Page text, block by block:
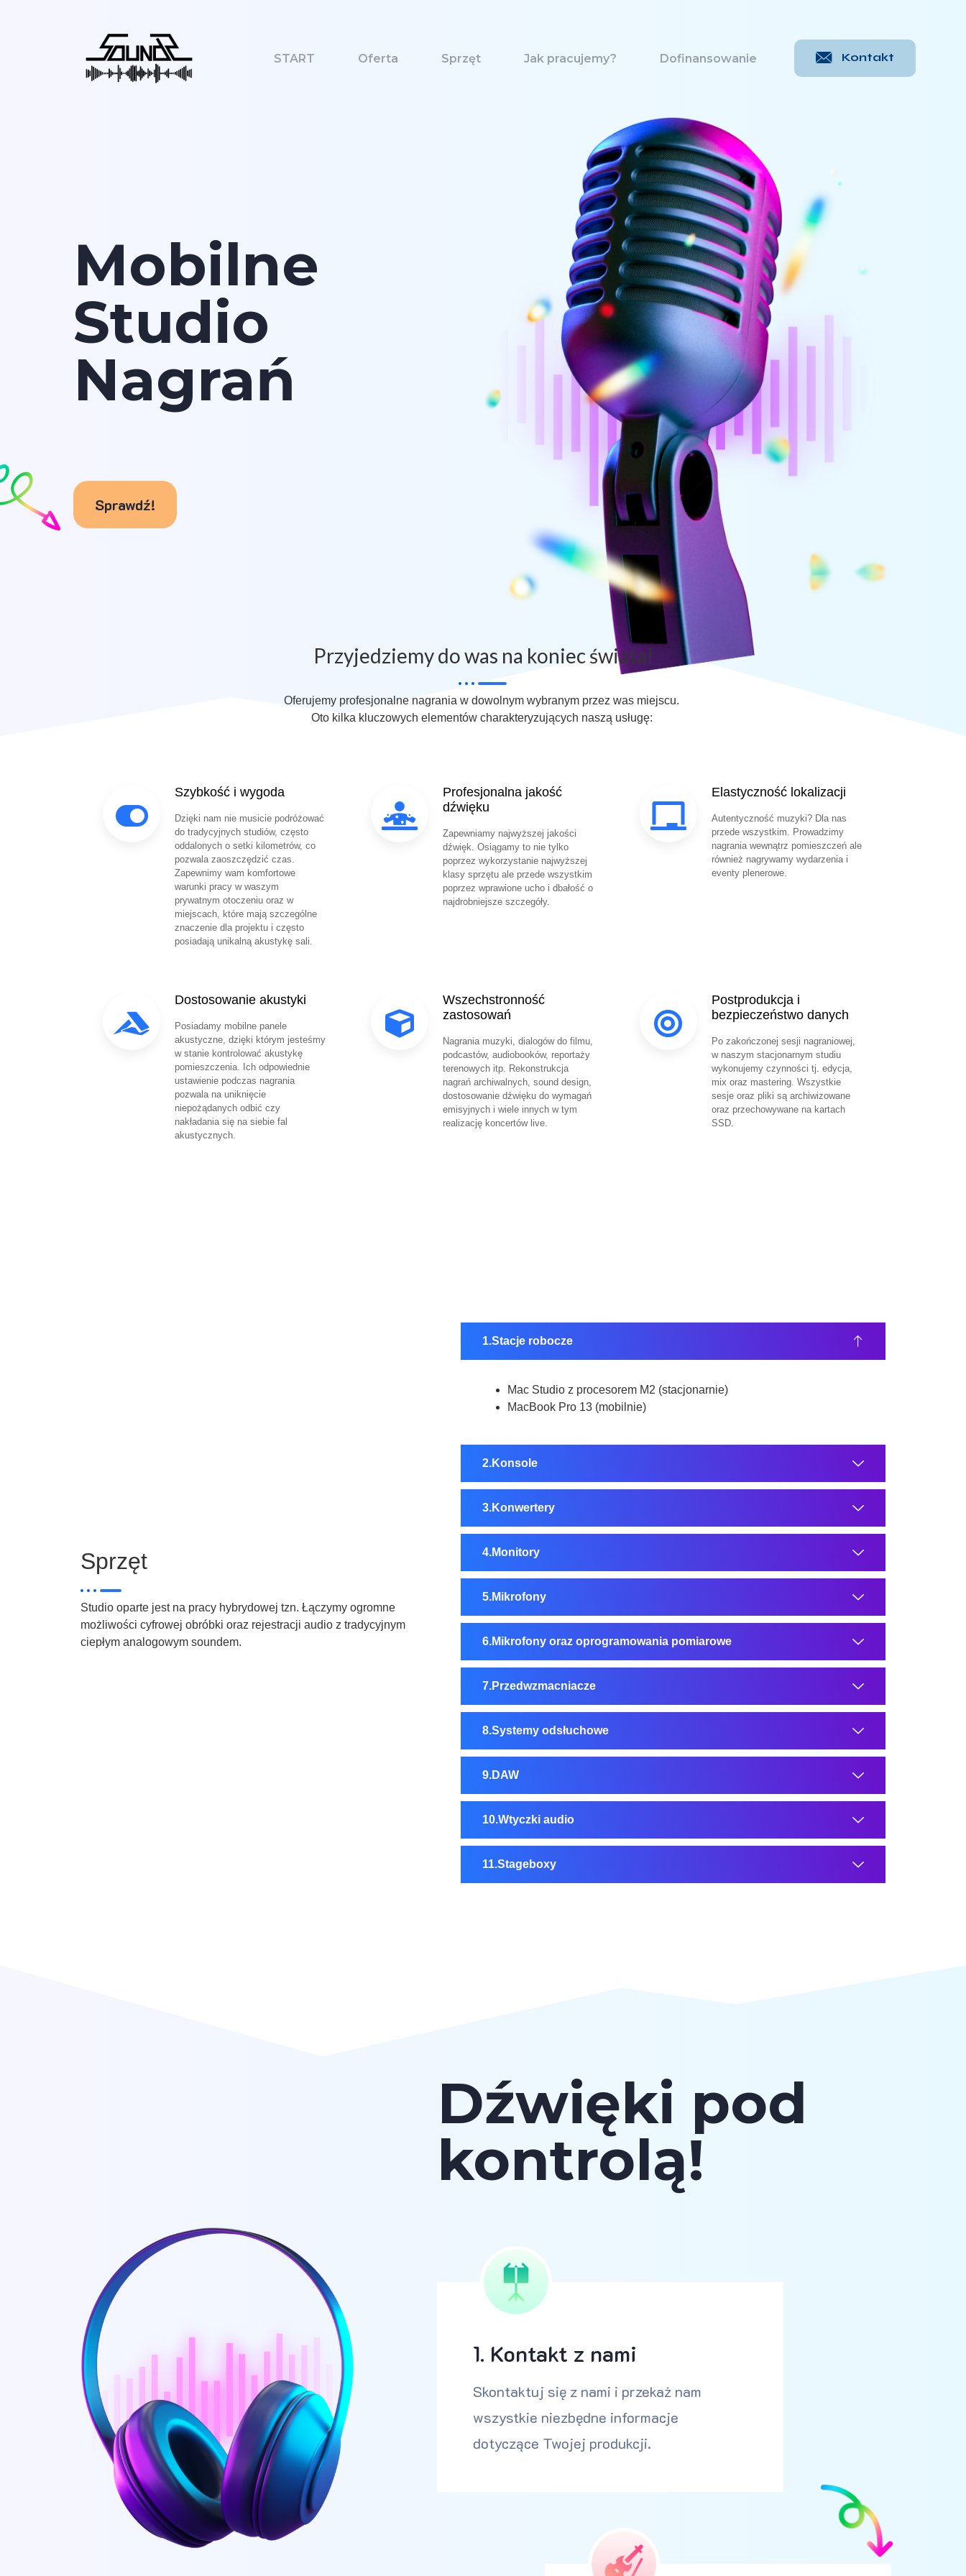
START Oferta Sprzęt Jak pracujemy? Dofinansowanie Kontakt
Mobilne
Studio
Nagrań
Sprawdź!
Przyjedziemy do was na koniec świata!
Oferujemy profesjonalne nagrania w dowolnym wybranym przez was miejscu.
Oto kilka kluczowych elementów charakteryzujących naszą usługę:
Szybkość i wygoda
Dzięki nam nie musicie podróżować
do tradycyjnych studiów, często
oddalonych o setki kilometrów, co
pozwala zaoszczędzić czas.
Zapewnimy wam komfortowe
warunki pracy w waszym
prywatnym otoczeniu oraz w
miejscach, które mają szczególne
znaczenie dla projektu i często
posiadają unikalną akustykę sali.
Profesjonalna jakość
dźwięku
Zapewniamy najwyższej jakości
dźwięk. Osiągamy to nie tylko
poprzez wykorzystanie najwyższej
klasy sprzętu ale przede wszystkim
poprzez wprawione ucho i dbałość o
najdrobniejsze szczegóły.
Elastyczność lokalizacji
Autentyczność muzyki? Dla nas
przede wszystkim. Prowadzimy
nagrania wewnątrz pomieszczeń ale
również nagrywamy wydarzenia i
eventy plenerowe.
Dostosowanie akustyki
Posiadamy mobilne panele
akustyczne, dzięki którym jesteśmy
w stanie kontrolować akustykę
pomieszczenia. Ich odpowiednie
ustawienie podczas nagrania
pozwala na uniknięcie
niepożądanych odbić czy
nakładania się na siebie fal
akustycznych.
Wszechstronność
zastosowań
Nagrania muzyki, dialogów do filmu,
podcastów, audiobooków, reportaży
terenowych itp. Rekonstrukcja
nagrań archiwalnych, sound design,
dostosowanie dźwięku do wymagań
emisyjnych i wiele innych w tym
realizację koncertów live.
Postprodukcja i
bezpieczeństwo danych
Po zakończonej sesji nagraniowej,
w naszym stacjonarnym studiu
wykonujemy czynności tj. edycja,
mix oraz mastering. Wszystkie
sesje oraz pliki są archiwizowane
oraz przechowywane na kartach
SSD.
Sprzęt
Studio oparte jest na pracy hybrydowej tzn. Łączymy ogromne
możliwości cyfrowej obróbki oraz rejestracji audio z tradycyjnym
ciepłym analogowym soundem.
Stacje robocze
Mac Studio z procesorem M2 (stacjonarnie)
MacBook Pro 13 (mobilnie)
Konsole
Konwertery
Monitory
Mikrofony
Mikrofony oraz oprogramowania pomiarowe
Przedwzmacniacze
Systemy odsłuchowe
DAW
Wtyczki audio
Stageboxy
Dźwięki pod
kontrolą!
1. Kontakt z nami
Skontaktuj się z nami i przekaż nam
wszystkie niezbędne informacje
dotyczące Twojej produkcji.